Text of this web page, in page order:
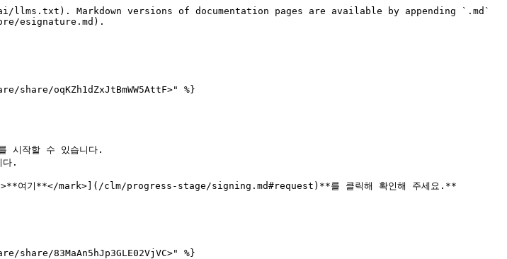
Markdown versions of documentation pages are available by appending `.md`
esignature.md).
share/oqKZh1dZxJtBmWW5AttF>" %}
시작할 수 있습니다.
다.
여기**</mark>](/clm/progress-stage/signing.md#request)**를 클릭해 확인해 주세요.**
83MaAn5hJp3GLE02VjVC>" %}